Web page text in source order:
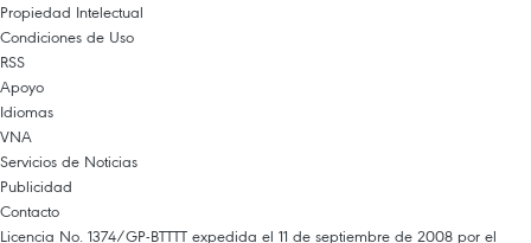
Propiedad Intelectual
Condiciones de Uso
RSS
Apoyo
Idiomas
VNA
Servicios de Noticias
Publicidad
Contacto
Licencia No. 1374/GP-BTTTT expedida el 11 de septiembre de 2008 por el